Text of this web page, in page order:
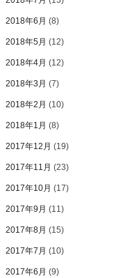
2018年6月 (8)
2018年5月 (12)
2018年4月 (12)
2018年3月 (7)
2018年2月 (10)
2018年1月 (8)
2017年12月 (19)
2017年11月 (23)
2017年10月 (17)
2017年9月 (11)
2017年8月 (15)
2017年7月 (10)
2017年6月 (9)